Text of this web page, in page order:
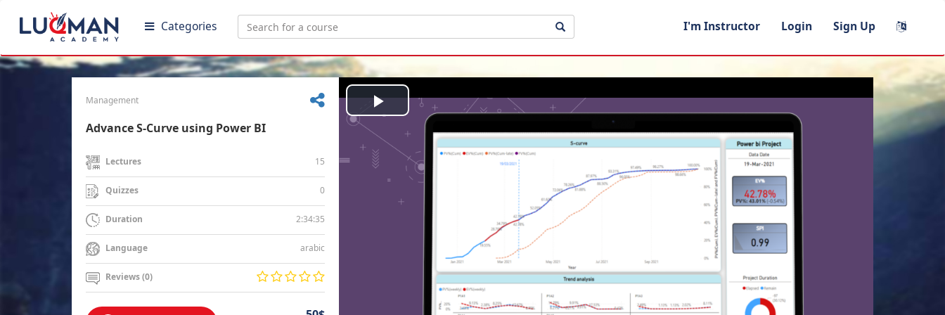
Categories I'm Instructor Login Sign Up
Management
Advance S-Curve using Power BI
Lectures 15
Quizzes 0
Duration 2:34:35
Language arabic
Reviews (0)
Play
Video